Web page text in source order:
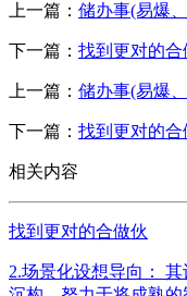
上一篇： 储办事(易爆
下一篇： 找到更对的合
上一篇： 储办事(易爆
下一篇： 找到更对的合
相关内容
找到更对的合做伙
2.场景化设想导向：